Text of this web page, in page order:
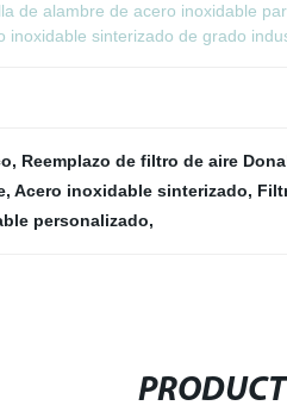
de alambre de acero inoxidable
inoxidable sinterizado de grado
, Reemplazo de filtro de aire
, Acero inoxidable sinterizado,
personalizado,